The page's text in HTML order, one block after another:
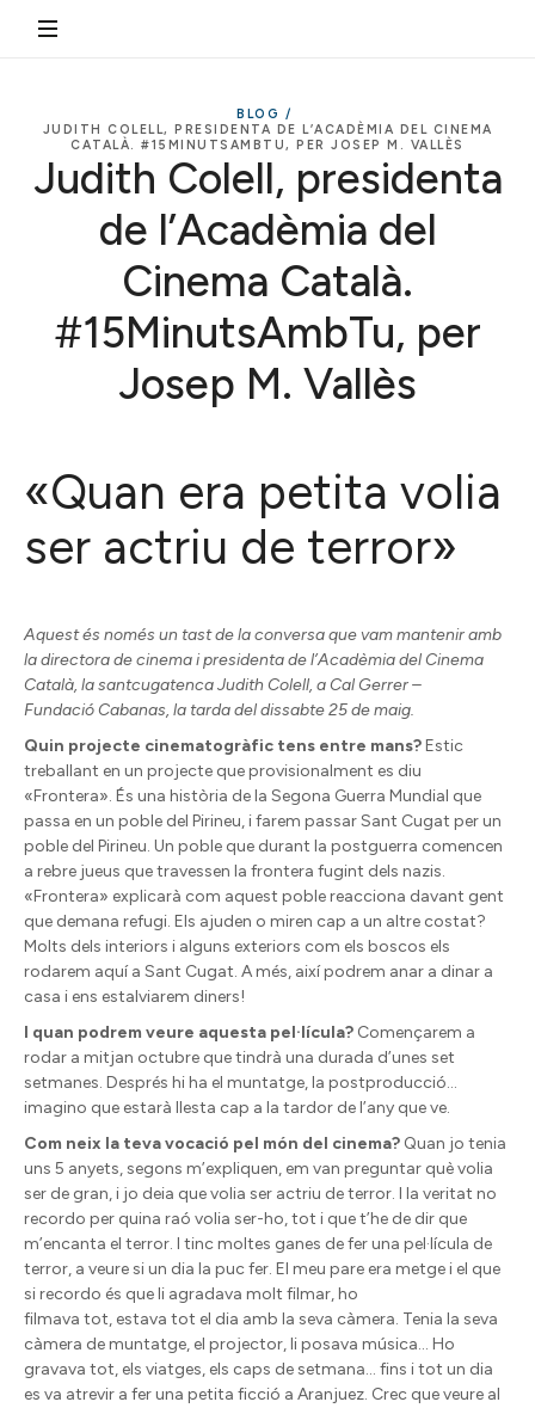
BLOG /
JUDITH COLELL, PRESIDENTA DE L’ACADÈMIA DEL CINEMA
CATALÀ. #15MINUTSAMBTU, PER JOSEP M. VALLÈS
Judith Colell, presidenta
de l’Acadèmia del
Cinema Català.
#15MinutsAmbTu, per
Josep M. Vallès
«Quan era petita volia
ser actriu de terror»
Aquest és només un tast de la conversa que vam mantenir amb
la directora de cinema i presidenta de l’Acadèmia del Cinema
Català, la santcugatenca Judith Colell, a Cal Gerrer –
Fundació Cabanas, la tarda del dissabte 25 de maig.
Quin projecte cinematogràfic tens entre mans?Estic
treballant en un projecte que provisionalment es diu
«Frontera». És una història de la Segona Guerra Mundial que
passa en un poble del Pirineu, i farem passar Sant Cugat per un
poble del Pirineu. Un poble que durant la postguerra comencen
a rebre jueus que travessen la frontera fugint dels nazis.
«Frontera» explicarà com aquest poble reacciona davant gent
que demana refugi. Els ajuden o miren cap a un altre costat?
Molts dels interiors i alguns exteriors com els boscos els
rodarem aquí a Sant Cugat. A més, així podrem anar a dinar a
casa i ens estalviarem diners!
I quan podrem veure aquesta pel·lícula? Començarem a
rodar a mitjan octubre que tindrà una durada d’unes set
setmanes. Després hi ha el muntatge, la postproducció…
imagino que estarà llesta cap a la tardor de l’any que ve.
Com neix la teva vocació pel món del cinema? Quan jo tenia
uns 5 anyets, segons m’expliquen, em van preguntar què volia
ser de gran, i jo deia que volia ser actriu de terror. I la veritat no
recordo per quina raó volia ser-ho, tot i que t’he de dir que
m’encanta el terror. I tinc moltes ganes de fer una pel·lícula de
terror, a veure si un dia la puc fer. El meu pare era metge i el que
si recordo és que li agradava molt filmar, ho
filmava tot, estava tot el dia amb la seva càmera. Tenia la seva
càmera de muntatge, el projector, li posava música… Ho
gravava tot, els viatges, els caps de setmana… fins i tot un dia
es va atrevir a fer una petita ficció a Aranjuez. Crec que veure al